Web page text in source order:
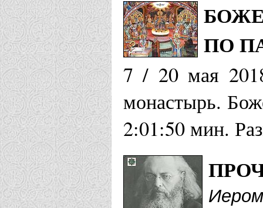
ПО
7 / 20 мая
монастырь.
2:01:50 мин.